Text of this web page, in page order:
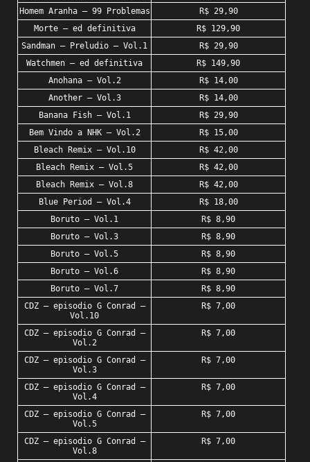
Homem Aranha – 99 Problemas
R$ 29,90
Morte – ed definitiva
R$ 129,90
Sandman – Preludio – Vol.1
R$ 29,90
Watchmen – ed definitiva
R$ 149,90
Anohana – Vol.2
R$ 14,00
Another – Vol.3
R$ 14,00
Banana Fish – Vol.1
R$ 29,90
Bem Vindo a NHK – Vol.2
R$ 15,00
Bleach Remix – Vol.10
R$ 42,00
Bleach Remix – Vol.5
R$ 42,00
Bleach Remix – Vol.8
R$ 42,00
Blue Period – Vol.4
R$ 18,00
Boruto – Vol.1
R$ 8,90
Boruto – Vol.3
R$ 8,90
Boruto – Vol.5
R$ 8,90
Boruto – Vol.6
R$ 8,90
Boruto – Vol.7
R$ 8,90
CDZ – episodio G Conrad –
Vol.10
R$ 7,00
CDZ – episodio G Conrad –
Vol.2
R$ 7,00
CDZ – episodio G Conrad –
Vol.3
R$ 7,00
CDZ – episodio G Conrad –
Vol.4
R$ 7,00
CDZ – episodio G Conrad –
Vol.5
R$ 7,00
CDZ – episodio G Conrad –
Vol.8
R$ 7,00